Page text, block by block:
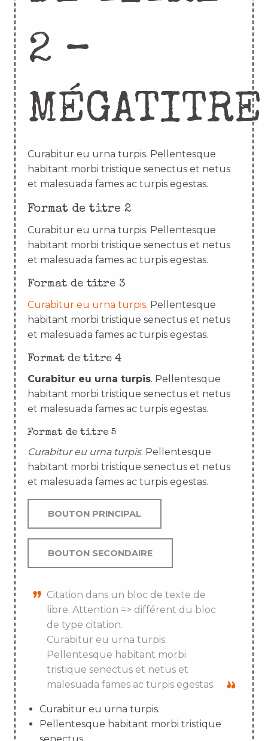
2 –
MÉGATITRE
Curabitur eu urna turpis. Pellentesque
habitant morbi tristique senectus et netus
et malesuada fames ac turpis egestas.
Format de titre 2
Curabitur eu urna turpis. Pellentesque
habitant morbi tristique senectus et netus
et malesuada fames ac turpis egestas.
Format de titre 3
Curabitur eu urna turpis. Pellentesque
habitant morbi tristique senectus et netus
et malesuada fames ac turpis egestas.
Format de titre 4
Curabitur eu urna turpis. Pellentesque
habitant morbi tristique senectus et netus
et malesuada fames ac turpis egestas.
Format de titre 5
Curabitur eu urna turpis. Pellentesque
habitant morbi tristique senectus et netus
et malesuada fames ac turpis egestas.
BOUTON PRINCIPAL
BOUTON SECONDAIRE
Citation dans un bloc de texte de
libre. Attention => différent du bloc
de type citation.
Curabitur eu urna turpis.
Pellentesque habitant morbi
tristique senectus et netus et
malesuada fames ac turpis egestas.
Curabitur eu urna turpis.
Pellentesque habitant morbi tristique